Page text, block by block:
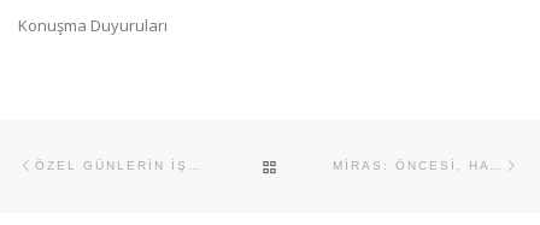
Konuşma Duyuruları
Yazı dolaşımı
Previous post BACK TO POST LIST